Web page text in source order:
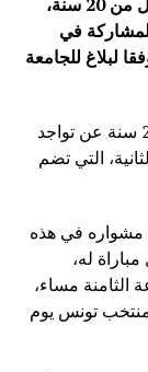
في
للأمم لأقل من 20 سنة، وفقا لبلاغ للجامعة
وأسفرت قرعة كأس إفريقيا للأمم لأقل من 20 سنة عن تواجد
التي تضم
الوطني لأقل من 20 سنة، مشواره في هذه
له،
الثامنة مساء،
منتخب تونس يوم